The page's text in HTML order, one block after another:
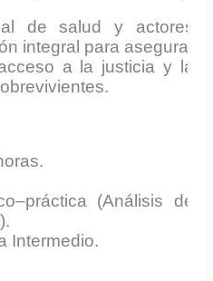
de salud y actores
integral para asegurar
a la justicia y la
(Análisis de
Intermedio.